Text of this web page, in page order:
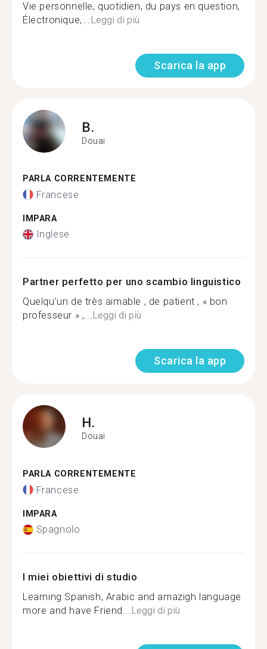
Vie personnelle, quotidien, du pays en question,
Électronique,...Leggi di più
Scarica la app
B.
Douai
PARLA CORRENTEMENTE
Francese
IMPARA
Inglese
Partner perfetto per uno scambio linguistico
Quelqu’un de très aimable , de patient , « bon
professeur » ,...Leggi di più
Scarica la app
H.
Douai
PARLA CORRENTEMENTE
Francese
IMPARA
Spagnolo
I miei obiettivi di studio
Learning Spanish, Arabic and amazigh language
more and have Friend...Leggi di più